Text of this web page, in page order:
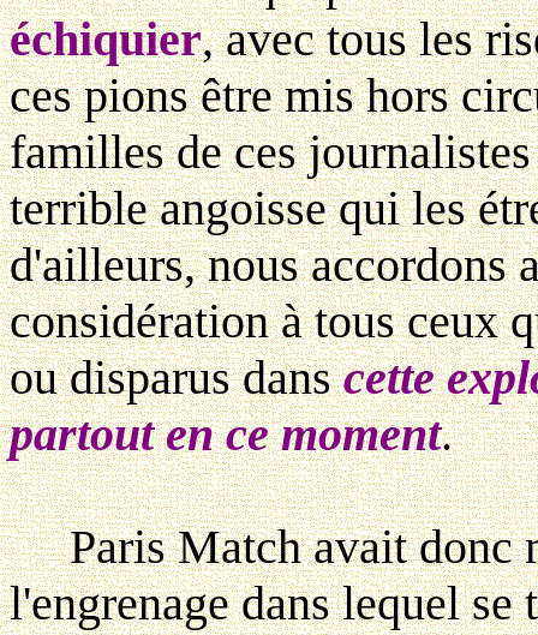
échiquier, avec tous les
ces pions être mis hors
familles de ces
terrible angoisse qui les
d'ailleurs, nous accordons
considération à tous ceux
ou disparus danscette
partout en ce moment.
Paris Match avait donc
l'engrenage dans lequel